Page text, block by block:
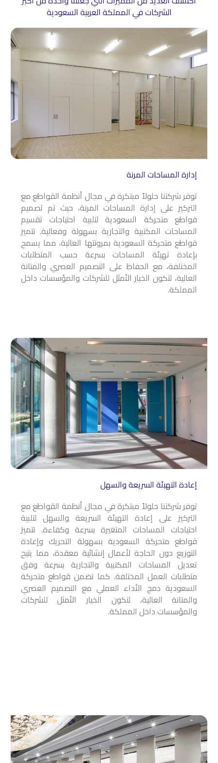
الشركات في المملكة العربية السعودية
إدارة المساحات المرنة
توفر شركتنا حلولاً مبتكرة في مجال أنظمة القواطع مع
التركيز على إدارة المساحات المرنة، حيث تم تصميم
قواطع متحركة السعودية لتلبية احتياجات تقسيم
المساحات المكتبية والتجارية بسهولة وفعالية. تتميز
قواطع متحركة السعودية بمرونتها العالية، مما يسمح
بإعادة تهيئة المساحات بسرعة حسب المتطلبات
المختلفة، مع الحفاظ على التصميم العصري والمتانة
العالية، لتكون الخيار الأمثل للشركات والمؤسسات داخل
المملكة.
إعادة التهيئة السريعة والسهل
توفر شركتنا حلولاً مبتكرة في مجال أنظمة القواطع مع
التركيز على إعادة التهيئة السريعة والسهل لتلبية
احتياجات المساحات المتغيرة بسرعة وكفاءة. تتميز
قواطع متحركة السعودية بسهولة التحريك وإعادة
التوزيع دون الحاجة لأعمال إنشائية معقدة، مما يتيح
تعديل المساحات المكتبية والتجارية بسرعة وفق
متطلبات العمل المختلفة. كما تضمن قواطع متحركة
السعودية دمج الأداء العملي مع التصميم العصري
والمتانة العالية، لتكون الخيار الأمثل للشركات
والمؤسسات داخل المملكة.